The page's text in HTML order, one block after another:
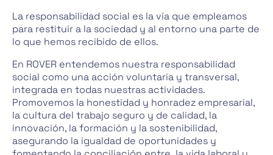
La responsabilidad social es la vía que empleamos
para restituir a la sociedad y al entorno una parte de
lo que hemos recibido de ellos.
En ROVER entendemos nuestra responsabilidad
social como una acción voluntaria y transversal,
integrada en todas nuestras actividades.
Promovemos la honestidad y honradez empresarial,
la cultura del trabajo seguro y de calidad, la
innovación, la formación y la sostenibilidad,
asegurando la igualdad de oportunidades y